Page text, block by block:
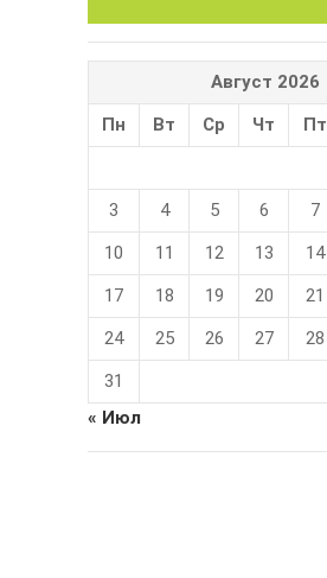
Август 2026
Пн
Вт Ср Чт Пт
3
4 5 6 7
10
11 12 13 14
17
18 19 20 21
24
25 26 27 28
31
« Июл